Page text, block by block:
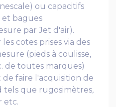
ou capacitifs
et bagues
par Jet d'air).
cotes prises via des
(pieds à coulisse,
de toutes marques)
de faire l'acquisition de
tels que rugosimètres,
etc.